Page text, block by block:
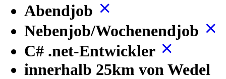
Abendjob
Nebenjob/Wochenendjob
C# .net-Entwickler
innerhalb 25km von Wedel